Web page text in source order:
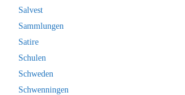
Salvest
Sammlungen
Satire
Schulen
Schweden
Schwenningen